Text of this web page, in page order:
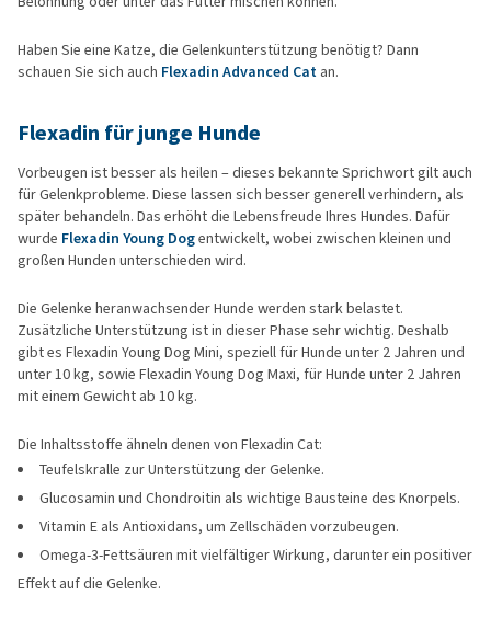
Haben Sie eine Katze, die Gelenkunterstützung benötigt? Dann
schauen Sie sich auch Flexadin Advanced Cat an.
Flexadin für junge Hunde
Vorbeugen ist besser als heilen – dieses bekannte Sprichwort gilt auch
für Gelenkprobleme. Diese lassen sich besser generell verhindern, als
später behandeln. Das erhöht die Lebensfreude Ihres Hundes. Dafür
wurde Flexadin Young Dogentwickelt, wobei zwischen kleinen und
großen Hunden unterschieden wird.
Die Gelenke heranwachsender Hunde werden stark belastet.
Zusätzliche Unterstützung ist in dieser Phase sehr wichtig. Deshalb
gibt es Flexadin Young Dog Mini, speziell für Hunde unter 2 Jahren und
unter 10 kg, sowie Flexadin Young Dog Maxi, für Hunde unter 2 Jahren
mit einem Gewicht ab 10 kg.
Die Inhaltsstoffe ähneln denen von Flexadin Cat:
Teufelskralle zur Unterstützung der Gelenke.
Glucosamin und Chondroitin als wichtige Bausteine des Knorpels.
Vitamin E als Antioxidans, um Zellschäden vorzubeugen.
Omega-3-Fettsäuren mit vielfältiger Wirkung, darunter ein positiver
Effekt auf die Gelenke.